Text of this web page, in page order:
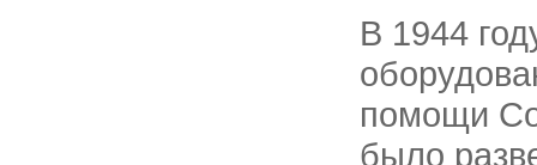
В 1944
помощи
было